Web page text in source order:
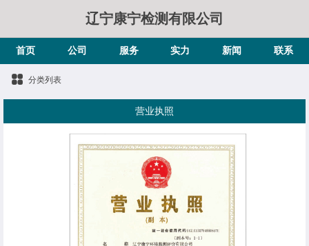
辽宁康宁检测有限公司
首页 公司 服务 实力 新闻 联系
分类列表
营业执照